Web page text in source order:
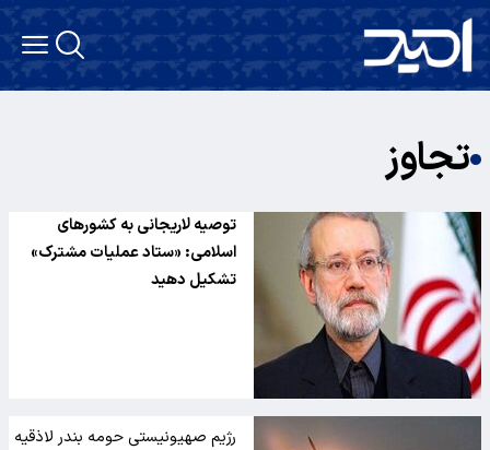
تجاوز
توصیه لاریجانی به کشورهای
اسلامی: «ستاد عملیات مشترک»
تشکیل دهید
رژیم صهیونیستی حومه بندر لاذقیه